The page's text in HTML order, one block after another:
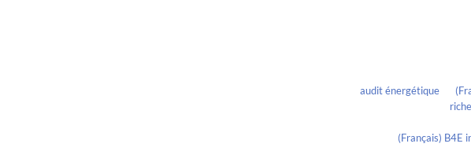
audit énergétiqueon
riche
(Français) B4E